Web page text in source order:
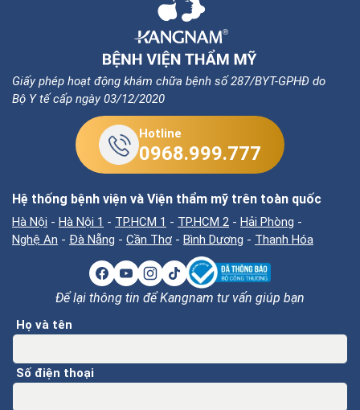
Giấy phép hoạt động khám chữa bệnh số 287/BYT-GPHĐ do
Bộ Y tế cấp ngày 03/12/2020
Hotline
0968.999.777
Hệ thống bệnh viện và Viện thẩm mỹ trên toàn quốc
Hà Nội - Hà Nội 1 - TP.HCM 1 - TP.HCM 2 - Hải Phòng -
Nghệ An - Đà Nẵng - Cần Thơ - Bình Dương - Thanh Hóa
Để lại thông tin để Kangnam tư vấn giúp bạn
Họ và tên
Số điện thoại